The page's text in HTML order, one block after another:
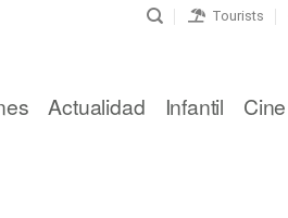
Tourists
Actualidad Infantil Cine